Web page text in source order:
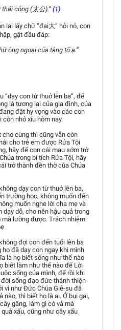
công (太公).” (1)
lại lấy chữ “đại大” hỏi nó, con
gật đầu đáp:
ông ngoại của tằng tổ ạ.”
“dạy con từ thuở lên ba”, để
là tương lai của gia đình, của
đặt hy vọng vào các con
nhỏ xíu hôm nay.
cho cùng thì cũng vẫn còn
cho trẻ em được Rửa Tội
hãy để con cái mau sớm trở
trong bí tích Rửa Tội, hãy
trở thành đền thờ của Chúa
dạy con từ thuở lên ba,
trường học, không muốn đến
muốn nghe lời cha mẹ và
dỗ, cho nên hậu quả trong
mà lường được. Trách nhiệm
đợi con đến tuổi lên ba
đã dạy con ngay khi mình
là họ biết sống như thế nào
biết làm như thế nào để Lời
sống của mình, để rồi khi
sống đạo đức thánh thiện
vì như Đức Chúa Giê-su đã
nào, thì biết họ là ai. Ở bụi gai,
găng, làm gì có vả mà
xấu, cũng như cây xấu